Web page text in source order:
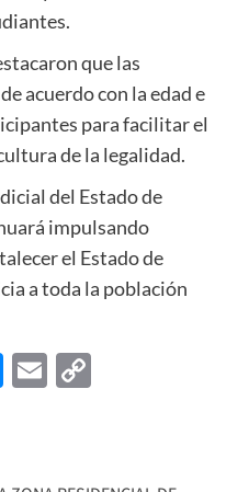
que las
acuerdo con la edad e
para facilitar el
de la legalidad.
del Estado de
impulsando
el Estado de
a toda la población
Messenger
EmailCopy